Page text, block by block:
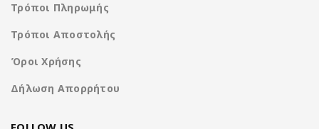
Τρόποι Πληρωμής
Τρόποι Αποστολής
Όροι Χρήσης
Δήλωση Απορρήτου